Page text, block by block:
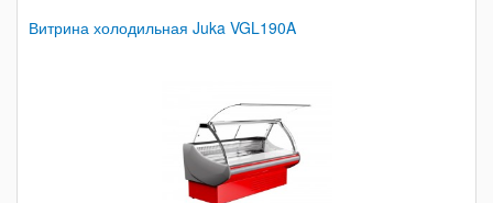
Витрина холодильная Juka VGL190A